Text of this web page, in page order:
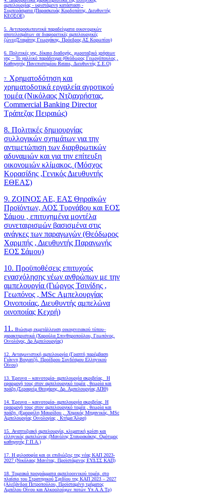
αμπελουργίας - υφιστάμενη κατάσταση -
Συμπεράσματα (Παρασκευάς Κορδοπάτης, Διευθυντής
ΚΕΟΣΟΕ)
5. Αντιπροσωπευτικά παραδείγματα οικονομικών
αποτελεσμάτων σε διαφορετικές αμπελουργικές
ζώνες(Σταμάτης Γεωργάκης, Πρόεδρος ΑΣ Κορωπίου)
6. Πολιτικές γης, δίκαιο διαδοχής, χωροταξικό χρήσεων
γης – Το γαλλικό παράδειγμα (Θεόδωρος Γεωργόπουλος ,
Καθηγητής Πανεπιστημίου Reims, Διευθυντής Σ.Ε.Ο)
7. Χρηματοδότηση και
χρηματοδοτικά εργαλεία αγροτικού
τομέα (Νικόλαος Ντζιαχρήστας,
Commercial Banking Director
Τράπεζας Πειραιώς)
8. Πολιτικές δημιουργίας
συλλογικών σχημάτων για την
αντιμετώπιση των διαρθρωτικών
αδυναμιών και για την επίτευξη
οικονομιών κλίμακος. (Μόσχος
Κορασίδης ,Γενικός Διευθυντής
ΕΘΕΑΣ)
9. ΖΟΙΝΟΣ ΑΕ, ΕΑΣ Θηραϊκών
Προϊόντων, ΑΟΣ Τυρνάβου και ΕΟΣ
Σάμου , επιτυχημένα μοντέλα
συνεταιρισμών βασισμένα στις
ανάγκες των παραγωγών (Θεόδωρος
Χαρμπής , Διευθυντής Παραγωγής
ΕΟΣ Σάμου)
10. Προϋποθέσεις επιτυχούς
ενασχόλησης νέων ανθρώπων με την
αμπελουργία (Γιώργος Τσινίδης ,
Γεωπόνος , MSc Αμπελουργίας
Οινοποιίας, Διευθυντής αμπελώνα
οινοποιίας Κεχρή)
11. Βιώσιμη εκμετάλλευση οικογενειακού τύπου–
χαρακτηριστικά (Χαρούλα Σπινθηροπούλου, Γεωπόνος,
Οινολόγος, Δρ Αμπελουργίας)
12. Ανταγωνιστική αμπελουργία (Γραπτή παρέμβαση
Γιάννη Βογιατζή, Προέδρου Συνδέσμου Ελληνικού
Οίνου)
13. Έρευνα – καινοτομία- αμπελουργία ακριβείας. Η
εφαρμογή τους στον αμπελουργικό τομέα , θεωρία και
πράξη.(Σεραφείμ Θεοχάρης, Δρ. Αμπελουργίας ΑΠΘ)
14. Έρευνα – καινοτομία- αμπελουργία ακριβείας. Η
εφαρμογή τους στον αμπελουργικό τομέα , θεωρία και
πράξη. (Εμορφίλη Μαυρίδου , Χημικός Μηχανικός, MSc
Αμπελουργίας Οινολογίας , Κτήμα Άλφα)
15. Αναπτυξιακή αμπελουργία, κλιματική κρίση και
ελληνικός αμπελώνας (Μανόλης Σταυρακάκης, Ομότιμος
καθηγητής Γ.Π.Α.)
17. Η φιλοσοφία και οι επιδιώξεις της νέας ΚΑΠ 2023-
2027 (Νικόλαος Μανέτας, Προϊστάμενος ΕΥΔ ΣΣ ΚΑΠ)
18. Tομεακά προγράμματα αμπελοοινικού τομέα, στο
πλαίσιο του Στρατηγικού Σχεδίου της ΚΑΠ 2023 – 2027
(Αλεξάνδρα Πετροπούλου, Προϊσταμένη τμήματος
Αμπέλου Οίνου και Αλκοολούχων ποτών Υπ.Α.Α.Τρ)